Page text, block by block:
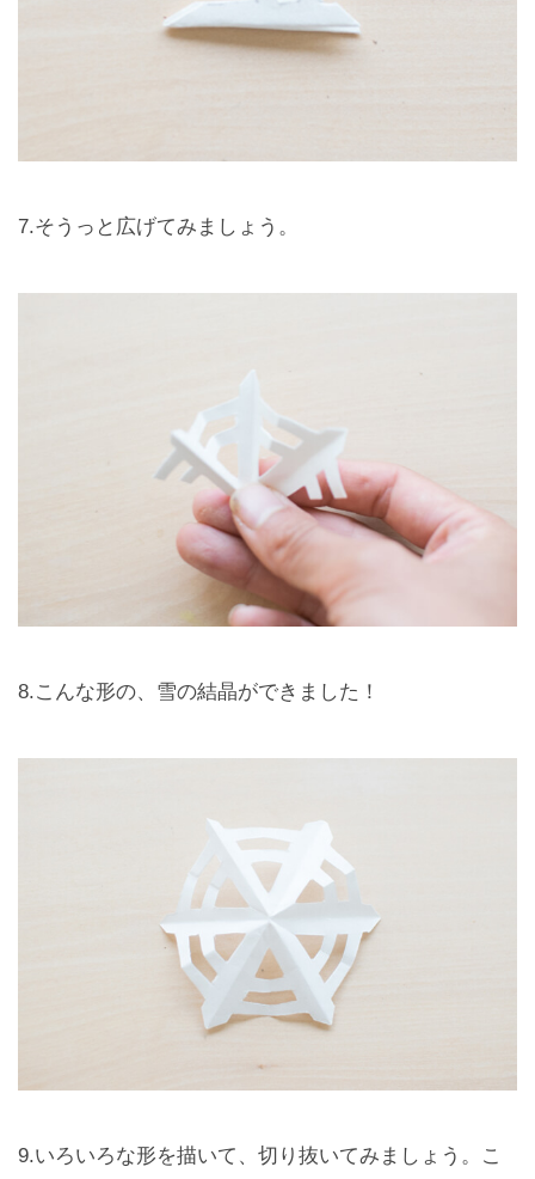
7.そうっと広げてみましょう。
8.こんな形の、雪の結晶ができました！
9.いろいろな形を描いて、切り抜いてみましょう。こ